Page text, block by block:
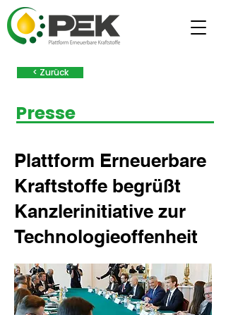
< Zurück
Presse
Plattform Erneuerbare
Kraftstoffe begrüßt
Kanzlerinitiative zur
Technologieoffenheit